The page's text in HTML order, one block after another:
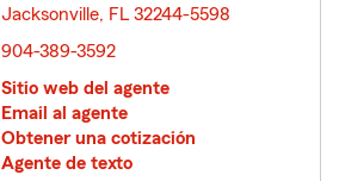
Jacksonville, FL 32244-5598
904-389-3592
Sitio web del agente
Email al agente
Obtener una cotización
Agente de texto